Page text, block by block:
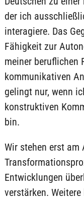
der ich
interagiere. Das
Fähigkeit zur
meiner beruflichen
kommunikativen
gelingt nur, wenn
konstruktiven
bin.
Wir stehen erst am
Entwicklungen
verstärken.